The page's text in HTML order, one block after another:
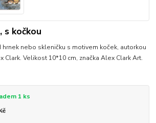
s kočkou
nebo skleničku s motivem koček, autorkou
Clark. Velikost 10*10 cm, značka Alex Clark Art.
1 ks